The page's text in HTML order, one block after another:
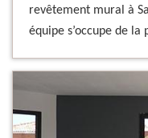
revêtement mural à
équipe s’occupe de la